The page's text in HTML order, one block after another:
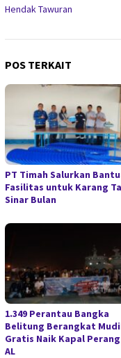
Hendak Tawuran
POS TERKAIT
PT Timah Salurkan
Fasilitas untuk Karang
Sinar Bulan
1.349 Perantau Bangka
Belitung Berangkat
Gratis Naik Kapal Perang
AL